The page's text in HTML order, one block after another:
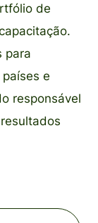
de
para
e
responsável